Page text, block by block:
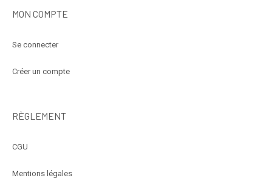
MON COMPTE
Se connecter
Créer un compte
RÈGLEMENT
CGU
Mentions légales